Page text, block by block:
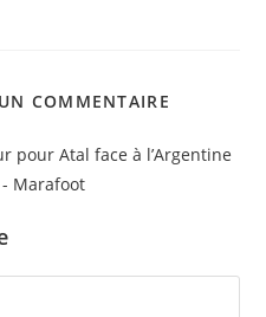
COMMENTAIRE
pour Atal face à l’Argentine
- Marafoot